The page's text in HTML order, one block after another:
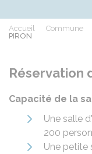
Accueil Commune
PIRON
Réservation
Capacité de la
Une salle
200
Une petite